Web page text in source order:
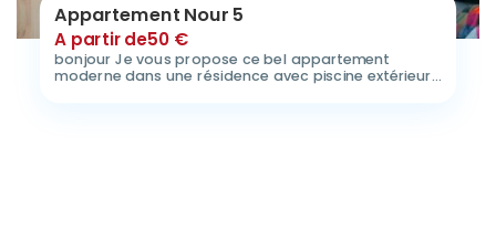
Appartement Nour 5
A partir de50 €
bonjour Je vous propose ce bel appartement
moderne dans une résidence avec piscine extérieur